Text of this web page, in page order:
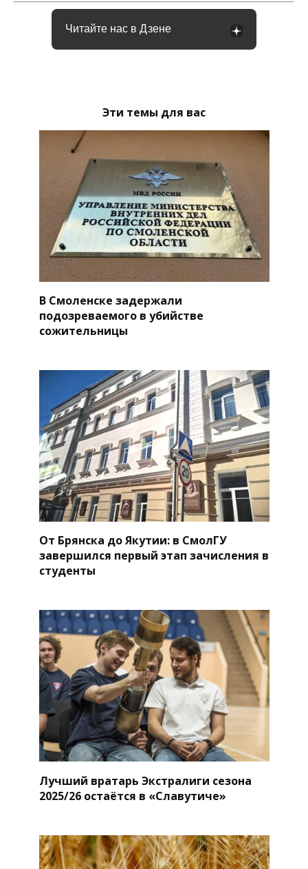
Читайте нас в Дзене
Эти темы для вас
В Смоленске задержали
подозреваемого в убийстве
сожительницы
От Брянска до Якутии: в СмолГУ
завершился первый этап зачисления в
студенты
Лучший вратарь Экстралиги сезона
2025/26 остаётся в «Славутиче»